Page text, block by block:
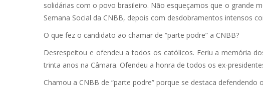
solidárias com o povo brasileiro. Não esqueçamos que o grande
Semana Social da CNBB, depois com desdobramentos intensos
O que fez o candidato ao chamar de “parte podre” a CNBB?
Desrespeitou e ofendeu a todos os católicos. Feriu a memória
trinta anos na Câmara. Ofendeu a honra de todos os ex-
Chamou a CNBB de “parte podre” porque se destaca defendendo